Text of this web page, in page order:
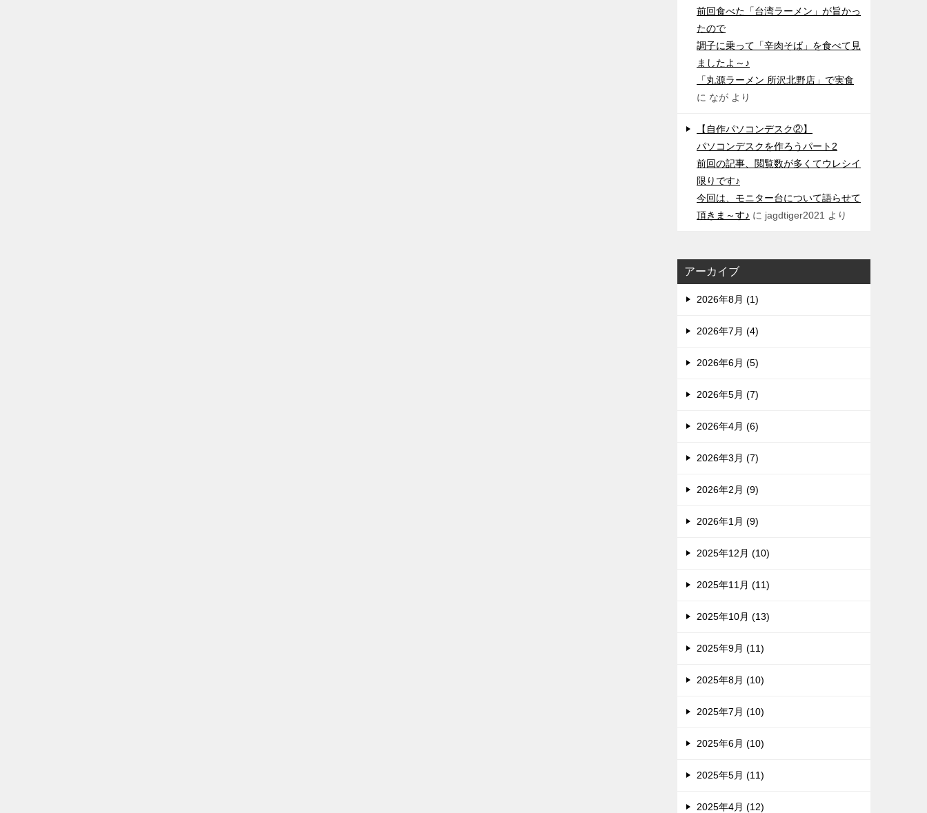
前回食べた「台湾ラーメン」が旨かっ
たので
調子に乗って「辛肉そば」を食べて見
ましたよ～♪
「丸源ラーメン 所沢北野店」で実食
に なが より
【自作パソコンデスク②】
パソコンデスクを作ろうパート2
前回の記事、閲覧数が多くてウレシイ
限りです♪
今回は、モニター台について語らせて
頂きま～す♪ に jagdtiger2021 より
アーカイブ
2026年8月 (1)
2026年7月 (4)
2026年6月 (5)
2026年5月 (7)
2026年4月 (6)
2026年3月 (7)
2026年2月 (9)
2026年1月 (9)
2025年12月 (10)
2025年11月 (11)
2025年10月 (13)
2025年9月 (11)
2025年8月 (10)
2025年7月 (10)
2025年6月 (10)
2025年5月 (11)
2025年4月 (12)